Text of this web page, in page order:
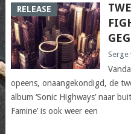
RELEASE
Serge
opeens, onaangekondigd, de
album ‘Sonic Highways’ naar
Famine’ is ook weer een